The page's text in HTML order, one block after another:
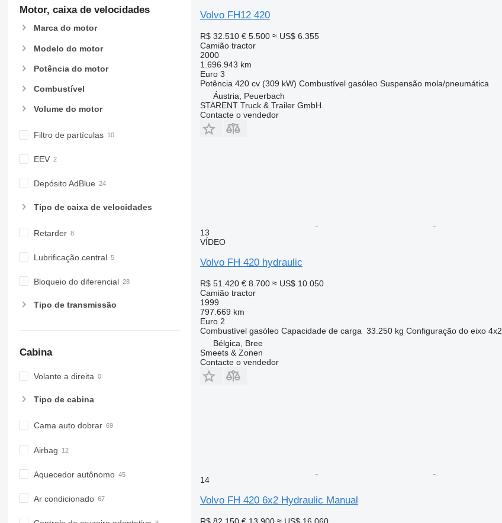
Motor, caixa de velocidades
Marca do motor
Modelo do motor
Potência do motor
Combustível
Volume do motor
Filtro de partículas
EEV
Depósito AdBlue
Tipo de caixa de velocidades
Retarder
Lubrificação central
Bloqueio do diferencial
Tipo de transmissão
Cabina
Volante a direita
Tipo de cabina
Cama auto dobrar
Airbag
Aquecedor autônomo
Ar condicionado
Volvo FH12 420
R$ 32.510 € 5.500 ≈ US$ 6.355
Camião tractor
2000
1.696.943 km
Euro 3
Potência 420 cv (309 kW) Combustível gasóleo Suspensão mola/pneumática
Áustria, Peuerbach
STARENT Truck & Trailer GmbH.
Contacte o vendedor
13
VÍDEO
Volvo FH 420 hydraulic
R$ 51.420 € 8.700 ≈ US$ 10.050
Camião tractor
1999
797.669 km
Euro 2
Combustível gasóleo Capacidade de carga 33.250 kg Configuração do eixo 4x2
Bélgica, Bree
Smeets & Zonen
Contacte o vendedor
14
Volvo FH 420 6x2 Hydraulic Manual
R$ 82.150 € 13.900 ≈ US$ 16.060